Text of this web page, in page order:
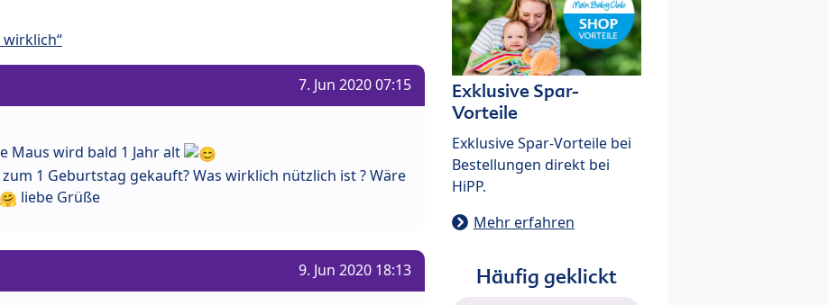
7. Jun 2020 07:15
Maus wird bald 1 Jahr alt
1 Geburtstag gekauft? Was wirklich nützlich ist ? Wäre
liebe Grüße
9. Jun 2020 18:13
Exklusive Spar-
Vorteile
Exklusive Spar-Vorteile bei
Bestellungen direkt bei
HiPP.
Mehr erfahren
Häufig geklickt